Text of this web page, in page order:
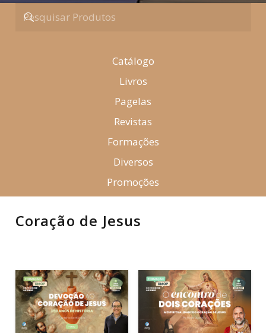
Catálogo
Livros
Pagelas
Revistas
Formações
Diversos
Promoções
Coração de Jesus